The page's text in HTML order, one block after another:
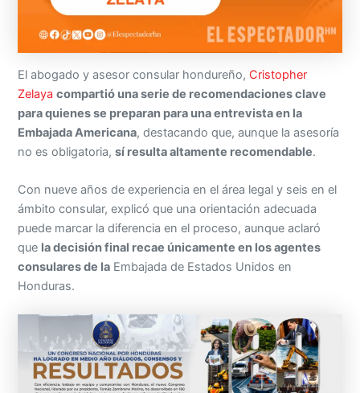
El abogado y asesor consular hondureño, Cristopher
Zelaya compartió una serie de recomendaciones clave
para quienes se preparan para una entrevista en la
Embajada Americana, destacando que, aunque la asesoría
no es obligatoria,sí resulta altamente recomendable.
Con nueve años de experiencia en el área legal y seis en el
ámbito consular, explicó que una orientación adecuada
puede marcar la diferencia en el proceso, aunque aclaró
que la decisión final recae únicamente en los agentes
consulares de la Embajada de Estados Unidos en
Honduras.